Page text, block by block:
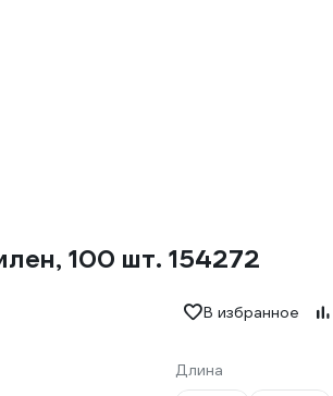
100 шт. 154272
В избранное
Длина